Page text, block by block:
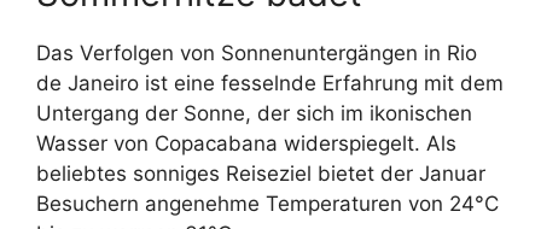
Das Verfolgen von Sonnenuntergängen in Rio
de Janeiro ist eine fesselnde Erfahrung mit dem
Untergang der Sonne, der sich im ikonischen
Wasser von Copacabana widerspiegelt. Als
beliebtes sonniges Reiseziel bietet der Januar
Besuchern angenehme Temperaturen von 24°C